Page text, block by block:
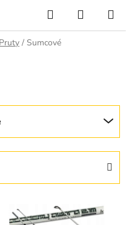
Hledat
KOŠÍK
Pruty / Sumcové